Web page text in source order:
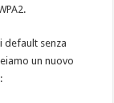
default senza
un nuovo